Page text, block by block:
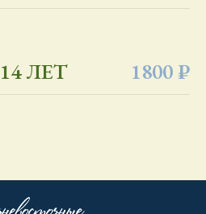
ЛЕТ 1800 ₽